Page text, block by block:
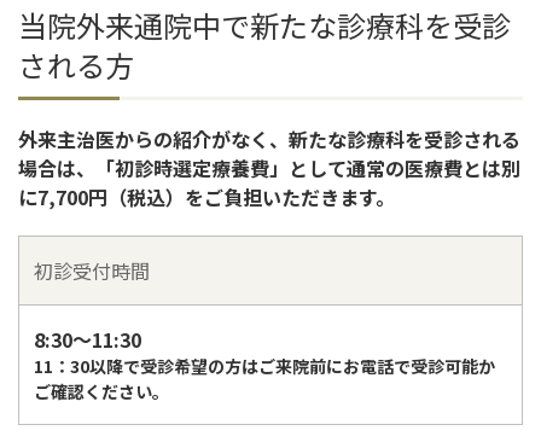
当院外来通院中で新たな診療科を受診
される方
外来主治医からの紹介がなく、新たな診療科を受診される
場合は、「初診時選定療養費」として通常の医療費とは別
に7,700円（税込）をご負担いただきます。
初診受付時間
8:30～11:30
11：30以降で受診希望の方はご来院前にお電話で受診可能か
ご確認ください。